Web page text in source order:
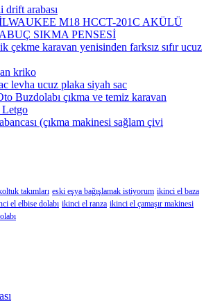
arabası
M18 HCCT-201C AKÜLÜ
SIKMA PENSESİ
çekme karavan yenisinden farksız sıfır ucuz
kriko
levha ucuz plaka siyah sac
Buzdolabı çıkma ve temiz karavan
Letgo
(çıkma makinesi sağlam çivi
takımları eski eşya bağışlamak istiyorum ikinci el baza
el elbise dolabı ikinci el ranza ikinci el çamaşır makinesi